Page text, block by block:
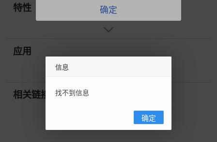
特性
应用
相关链接
确定
信息
找不到信息
确定